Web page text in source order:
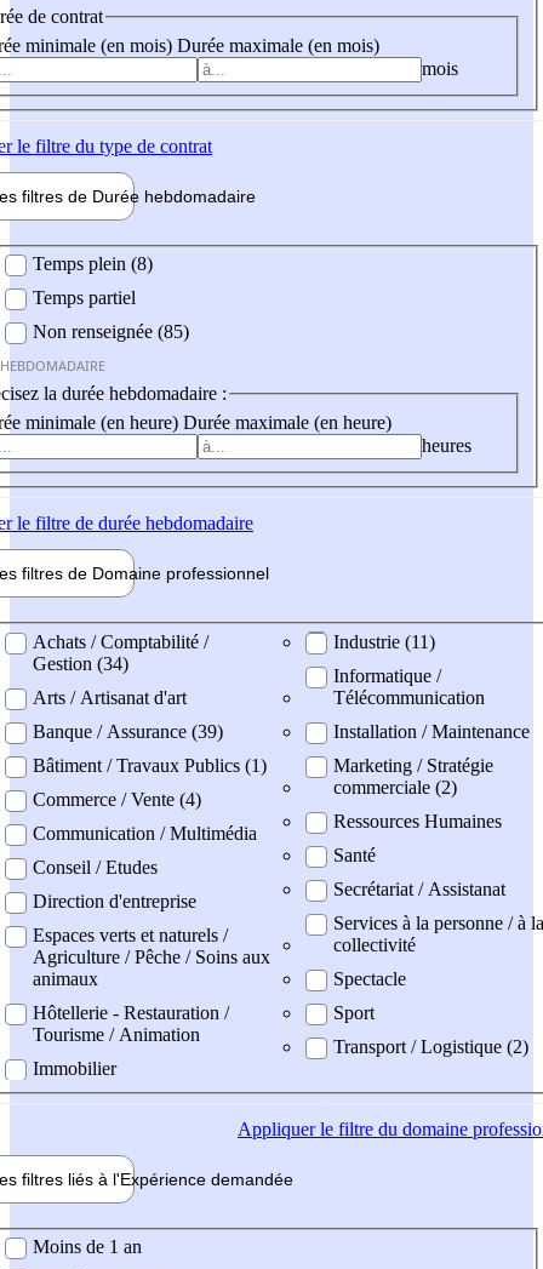
de contrat
minimale (en mois) Durée maximale (en mois)
mois
le filtre du type de contrat
filtres de Durée hebdomadaire
Temps plein (8)
Temps partiel
Non renseignée (85)
la durée hebdomadaire :
minimale (en heure) Durée maximale (en heure)
heures
le filtre de durée hebdomadaire
filtres de Domaine professionnel
professionel
Achats / Comptabilité /
Gestion (34)
Arts / Artisanat d'art
Banque / Assurance (39)
Bâtiment / Travaux Publics (1)
Commerce / Vente (4)
Communication / Multimédia
Conseil / Etudes
Direction d'entreprise
Espaces verts et naturels /
Agriculture / Pêche / Soins aux
animaux
Hôtellerie - Restauration /
Tourisme / Animation
Immobilier
Industrie (11)
Informatique /
Télécommunication
Installation / Maintenance
Marketing / Stratégie
commerciale (2)
Ressources Humaines
Santé
Secrétariat / Assistanat
Services à la personne / à la
collectivité
Spectacle
Sport
Transport / Logistique (2)
Appliquerle filtre du domaine
filtres liés à l'Expérience demandée
demandée
Moins de 1 an